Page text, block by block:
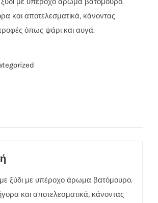
και αποτελεσματικά, κάνοντας
όπως ψάρι και αυγά.
ξύδι με υπέροχο άρωμα βατόμουρο.
και αποτελεσματικά, κάνοντας